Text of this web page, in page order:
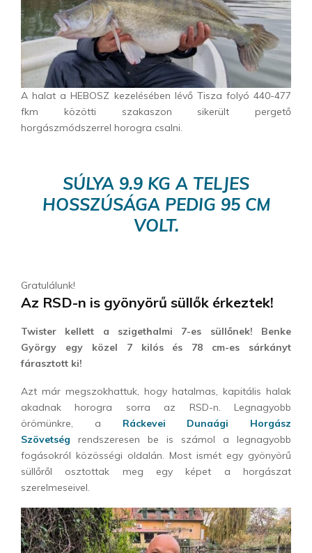
A halat a HEBOSZ kezelésében lévő Tisza folyó 440-477
fkm közötti szakaszon sikerült pergető
horgászmódszerrel horogra csalni.
SÚLYA 9.9 KG A TELJES
HOSSZÚSÁGA PEDIG 95 CM
VOLT.
Gratulálunk!
Az RSD-n is gyönyörű süllők érkeztek!
Twister kellett a szigethalmi 7-es süllőnek! Benke
György egy közel 7 kilós és 78 cm-es sárkányt
fárasztott ki!
Azt már megszokhattuk, hogy hatalmas, kapitális halak
akadnak horogra sorra az RSD-n. Legnagyobb
örömünkre, a Ráckevei Dunaági Horgász
Szövetség
rendszeresen be is számol a legnagyobb
fogásokról közösségi oldalán. Most ismét egy gyönyörű
süllőről osztottak meg egy képet a horgászat
szerelmeseivel.